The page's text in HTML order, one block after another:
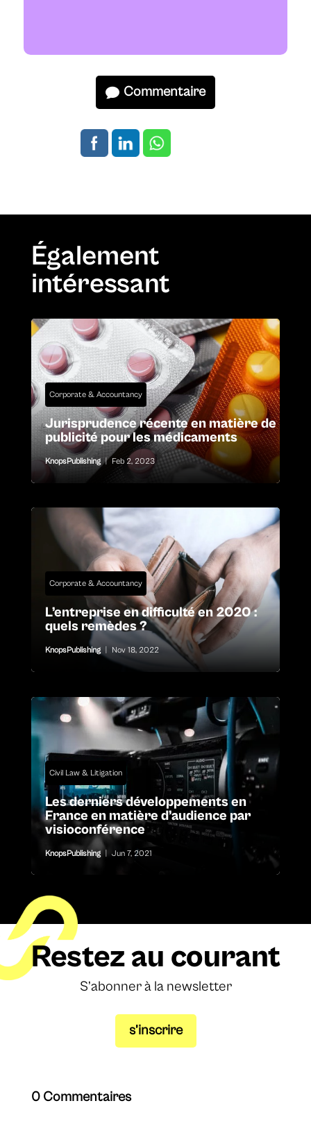
Commentaire
Également
intéressant
Corporate & Accountancy
Jurisprudence récente en matière de
publicité pour les médicaments
KnopsPublishing | Feb 2, 2023
Corporate & Accountancy
L’entreprise en difficulté en 2020 :
quels remèdes ?
KnopsPublishing Nov 18, 2022
Civil Law & Litigation
Les derniers développements en
France en matière d’audience par
visioconférence
KnopsPublishing Jun 7, 2021
Restez au courant
S’abonner à la newsletter
s’inscrire
0 Commentaires